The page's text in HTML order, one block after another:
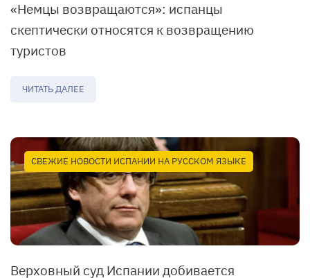
«Немцы возвращаются»: испанцы
скептически относятся к возвращению
туристов
ЧИТАТЬ ДАЛЕЕ
СВЕЖИЕ НОВОСТИ ИСПАНИИ НА РУССКОМ ЯЗЫКЕ
Верховный суд Испании добивается